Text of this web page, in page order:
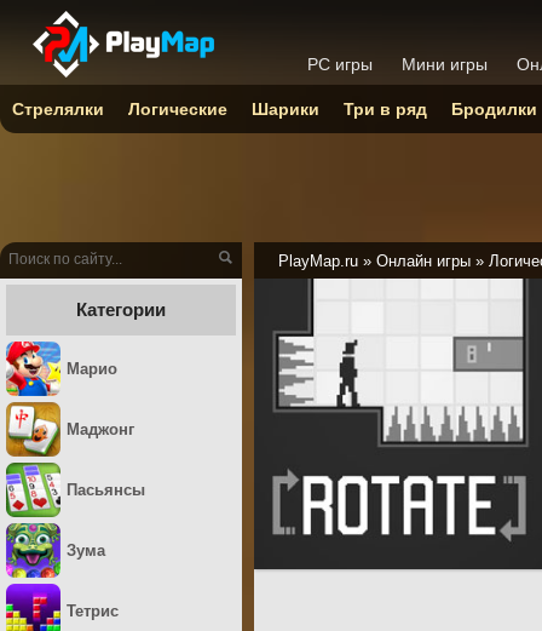
PlayMap.ru » Онлайн игры »
Категории
Марио
Маджонг
Пасьянсы
Зума
Тетрис
PC игры Мини игры
Стрелялки Логические Шарики Три в ряд Бродилки